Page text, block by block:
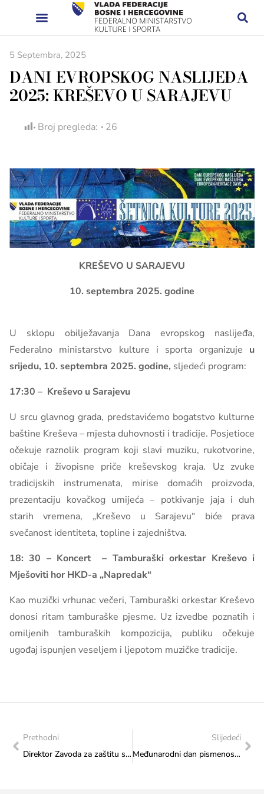
5 Septembra, 2025
DANI EVROPSKOG NASLIJEĐA
2025: KREŠEVO U SARAJEVU
Broj pregleda: 26
KREŠEVO U SARAJEVU
10. septembra 2025. godine
U sklopu obilježavanja Dana evropskog naslijeđa,
Federalno ministarstvo kulture i sporta organizuje u
srijedu, 10. septembra 2025. godine, sljedeći program:
17:30 – Kreševo u Sarajevu
U srcu glavnog grada, predstavićemo bogatstvo kulturne
baštine Kreševa – mjesta duhovnosti i tradicije. Posjetioce
očekuje raznolik program koji slavi muziku, rukotvorine,
običaje i živopisne priče kreševskog kraja. Uz zvuke
tradicijskih instrumenata, mirise domaćih proizvoda,
prezentaciju kovačkog umijeća – potkivanje jaja i duh
starih vremena, „Kreševo u Sarajevu“ biće prava
svečanost identiteta, topline i zajedništva.
18: 30 – Koncert – Tamburaški orkestar Kreševo i
Mješoviti hor HKD-a „Napredak“
Kao muzički vrhunac večeri, Tamburaški orkestar Kreševo
donosi ritam tamburaške pjesme. Uz izvedbe poznatih i
omiljenih tamburaških kompozicija, publiku očekuje
ugođaj ispunjen veseljem i ljepotom muzičke tradicije.
Prethodni
Direktor Zavoda za zaštitu spomenika, Robert Stergar u crkvi Sv. Ćirila i Metoda u Sarajevu
Slijedeći
Međunarodni dan pismenosti – 8. septembra